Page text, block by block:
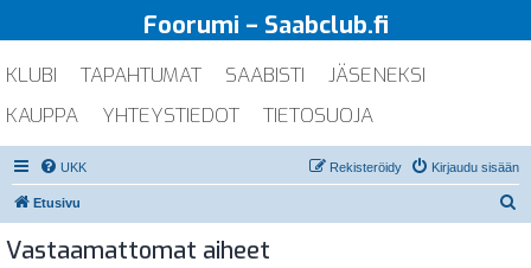
Foorumi – Saabclub.fi
KLUBI TAPAHTUMAT SAABISTI
JÄSENEKSI
KAUPPA
YHTEYSTIEDOT TIETOSUOJA
UKK Kirjaudu sisään
Rekisteröidy
Etusivu
Vastaamattomat aiheet